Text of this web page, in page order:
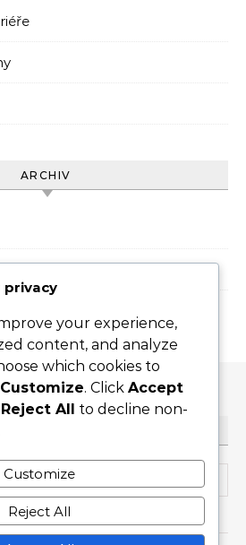
ARCHIV
privacy
your experience,
content, and analyze
which cookies to
Customize. Click Accept
Reject All to decline non-
Customize
Reject All